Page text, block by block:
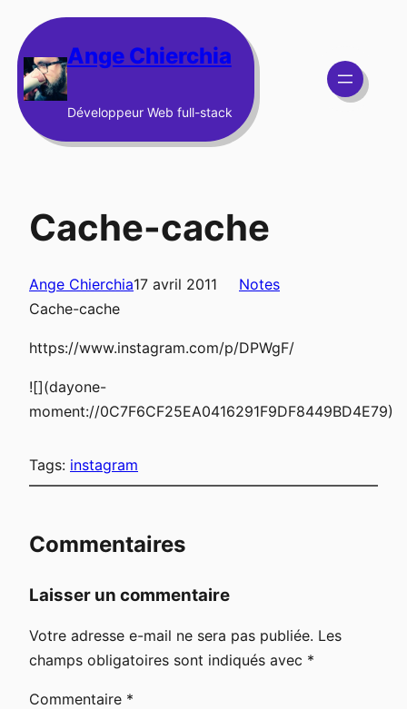
au
contenu Ange Chierchia
Développeur Web full-stack
Cache-cache
Ange Chierchia17 avril 2011
Notes
Cache-cache
https://www.instagram.com/p/DPWgF/
![](dayone-
moment://0C7F6CF25EA0416291F9DF8449BD4E79)
Tags: instagram
Commentaires
Laisser un commentaire
Votre adresse e-mail ne sera pas publiée. Les
champs obligatoires sont indiqués avec *
Commentaire *